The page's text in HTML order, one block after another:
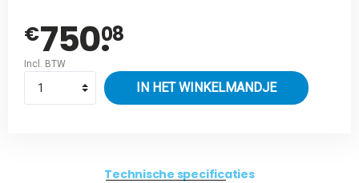
€750.08
Incl. BTW
IN HET WINKELMANDJE
Technische specificaties